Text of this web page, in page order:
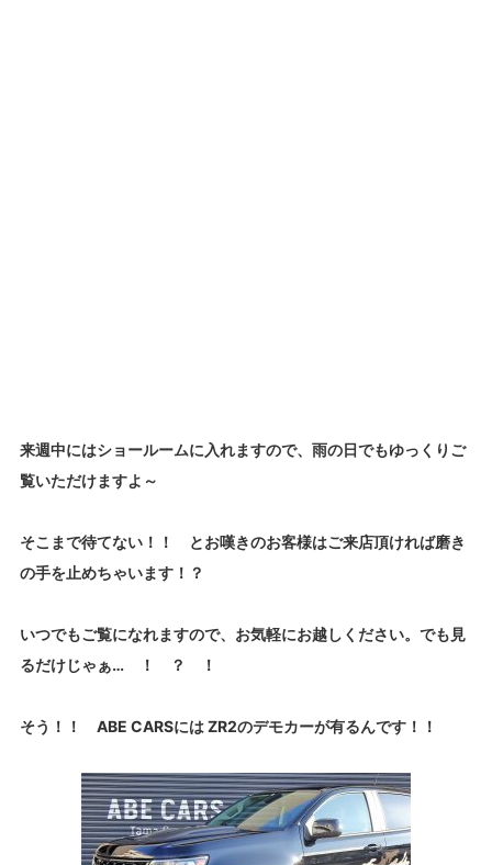
来週中にはショールームに入れますので、雨の日でもゆっくりご
覧いただけますよ～
そこまで待てない！！ とお嘆きのお客様はご来店頂ければ磨き
の手を止めちゃいます！？
いつでもご覧になれますので、お気軽にお越しください。でも見
るだけじゃぁ… ！ ？ ！
そう！！ ABE CARSには ZR2のデモカーが有るんです！！